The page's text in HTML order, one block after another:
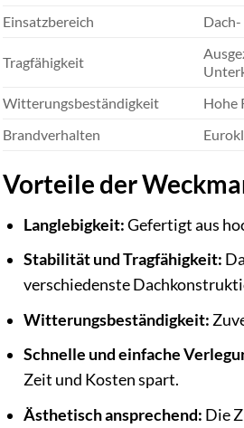
Einsatzbereich
Tragfähigkeit
Witterungsbeständigkeit
Hohe
Brandverhalten
Vorteile der
Langlebigkeit:Gefertigt aus
Stabilität und Tragfähigkeit:
verschiedenste
Witterungsbeständigkeit:
Schnelle und einfache
Zeit und Kosten spart.
Ästhetisch ansprechend: Die